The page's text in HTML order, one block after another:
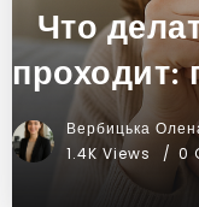
Что
Вербицька
1.4K Views
0